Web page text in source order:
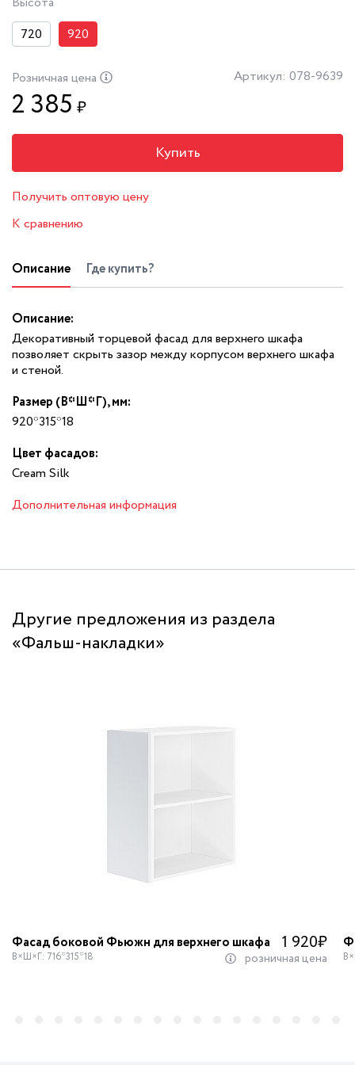
720
920
Розничная цена
2 385 ₽
Артикул: 078-9639
Купить
Получить оптовую цену
К сравнению
Описание Где купить?
Описание:
Декоративный торцевой фасад для верхнего шкафа
позволяет скрыть зазор между корпусом верхнего шкафа
и стеной.
Размер (В*Ш*Г), мм:
920*315*18
Цвет фасадов:
Cream Silk
Дополнительная информация
Другие предложения из раздела
«Фальш-накладки»
Фасад боковой Фьюжн для верхнего шкафа 1 920₽
В×Ш×Г: 716*315*18 розничная цена